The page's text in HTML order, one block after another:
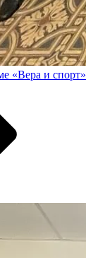
«Вера и спорт»